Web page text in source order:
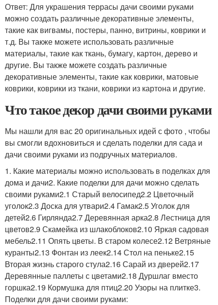
Ответ: Для украшения террасы дачи своими руками
можно создать различные декоративные элементы,
такие как вигвамы, постеры, панно, витрины, коврики и
т.д. Вы также можете использовать различные
материалы, такие как ткань, бумагу, картон, дерево и
другие. Вы также можете создать различные
декоративные элементы, такие как коврики, матовые
коврики, коврики из ткани, коврики из картона и другие.
Что такое декор дачи своими руками
Мы нашли для вас 20 оригинальных идей с фото , чтобы
вы смогли вдохновиться и сделать поделки для сада и
дачи своими руками из подручных материалов.
1. Какие материалы можно использовать в поделках для
дома и дачи2. Какие поделки для дачи можно сделать
своими руками2.1 Старый велосипед2.2 Цветочный
уголок2.3 Доска для утвари2.4 Гамак2.5 Уголок для
детей2.6 Гирлянда2.7 Деревянная арка2.8 Лестница для
цветов2.9 Скамейка из шлакоблоков2.10 Яркая садовая
мебель2.11 Опять цветы. В старом колесе2.12 Ветряные
куранты2.13 Фонтан из леек2.14 Стол на пеньке2.15
Вторая жизнь старого стула2.16 Сарай из дверей2.17
Деревянные паллеты с цветами2.18 Дуршлаг вместо
горшка2.19 Кормушка для птиц2.20 Узоры на плитке3.
Поделки для дачи своими руками: